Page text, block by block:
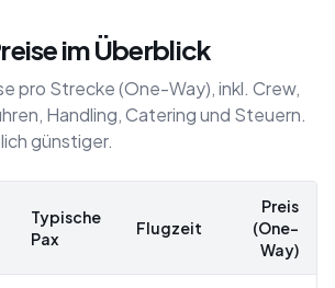
im Überblick
pro Strecke (One-Way), inkl. Crew,
Handling, Catering und Steuern.
günstiger.
Typische
Pax
Flugzeit
Preis
(One-
Way)